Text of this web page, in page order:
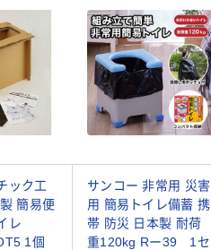
ック工
簡易便
レ
1個
サンコー 非常用 災害
用 簡易トイレ備蓄 携
帯 防災 日本製 耐荷
重120kg Rー39 1セ